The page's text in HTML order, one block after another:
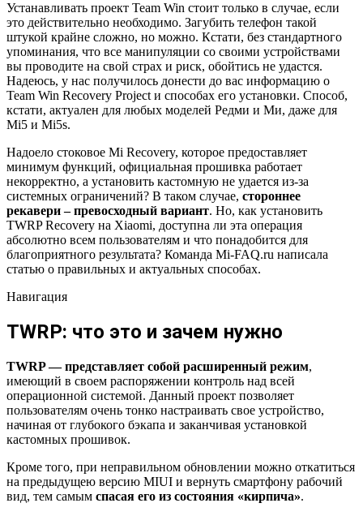
Устанавливать проект Team Win стоит только в случае, если
это действительно необходимо. Загубить телефон такой
штукой крайне сложно, но можно. Кстати, без стандартного
упоминания, что все манипуляции со своими устройствами
вы проводите на свой страх и риск, обойтись не удастся.
Надеюсь, у нас получилось донести до вас информацию о
Team Win Recovery Project и способах его установки. Способ,
кстати, актуален для любых моделей Редми и Ми, даже для
Mi5 и Mi5s.
Надоело стоковое Mi Recovery, которое предоставляет
минимум функций, официальная прошивка работает
некорректно, а установить кастомную не удается из-за
системных ограничений? В таком случае, стороннее
рекавери – превосходный вариант. Но, как установить
TWRP Recovery на Xiaomi, доступна ли эта операция
абсолютно всем пользователям и что понадобится для
благоприятного результата? Команда Mi-FAQ.ru написала
статью о правильных и актуальных способах.
Навигация
TWRP: что это и зачем нужно
TWRP — представляет собой расширенный режим,
имеющий в своем распоряжении контроль над всей
операционной системой. Данный проект позволяет
пользователям очень тонко настраивать свое устройство,
начиная от глубокого бэкапа и заканчивая установкой
кастомных прошивок.
Кроме того, при неправильном обновлении можно откатиться
на предыдущею версию MIUI и вернуть смартфону рабочий
вид, тем самым спасая его из состояния «кирпича».